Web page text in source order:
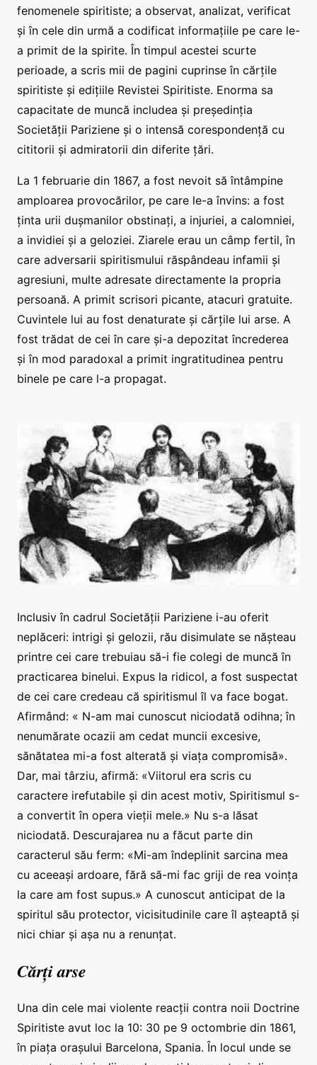
fenomenele spiritiste; a observat, analizat, verificat
și în cele din urmă a codificat informațiile pe care le-
a primit de la spirite. În timpul acestei scurte
perioade, a scris mii de pagini cuprinse în cărțile
spiritiste și edițiile Revistei Spiritiste. Enorma sa
capacitate de muncă includea și președinția
Societății Pariziene și o intensă corespondență cu
cititorii și admiratorii din diferite țări.
La 1 februarie din 1867, a fost nevoit să întâmpine
amploarea provocărilor, pe care le-a învins: a fost
ținta urii dușmanilor obstinați, a injuriei, a calomniei,
a invidiei și a geloziei. Ziarele erau un câmp fertil, în
care adversarii spiritismului răspândeau infamii și
agresiuni, multe adresate directamente la propria
persoană. A primit scrisori picante, atacuri gratuite.
Cuvintele lui au fost denaturate și cărțile lui arse. A
fost trădat de cei în care și-a depozitat încrederea
și în mod paradoxal a primit ingratitudinea pentru
binele pe care l-a propagat.
Inclusiv în cadrul Societății Pariziene i-au oferit
neplăceri: intrigi și gelozii, rău disimulate se nășteau
printre cei care trebuiau să-i fie colegi de muncă în
practicarea binelui. Expus la ridicol, a fost suspectat
de cei care credeau că spiritismul îl va face bogat.
Afirmând: « N-am mai cunoscut niciodată odihna; în
nenumărate ocazii am cedat muncii excesive,
sănătatea mi-a fost alterată și viața compromisă».
Dar, mai târziu, afirmă: «Viitorul era scris cu
caractere irefutabile și din acest motiv, Spiritismul s-
a convertit în opera vieții mele.» Nu s-a lăsat
niciodată. Descurajarea nu a făcut parte din
caracterul său ferm: «Mi-am îndeplinit sarcina mea
cu aceeași ardoare, fără să-mi fac griji de rea voința
la care am fost supus.» A cunoscut anticipat de la
spiritul său protector, vicisitudinile care îl așteaptă și
nici chiar și așa nu a renunțat.
Cărți arse
Una din cele mai violente reacții contra noii Doctrine
Spiritiste avut loc la 10: 30 pe 9 octombrie din 1861,
în piața orașului Barcelona, Spania. În locul unde se